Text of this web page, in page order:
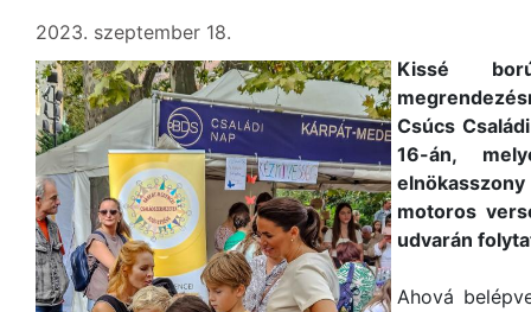
2023. szeptember 18.
Kissé
Csúcs
16-án,
motoros
udvarán
Ahová